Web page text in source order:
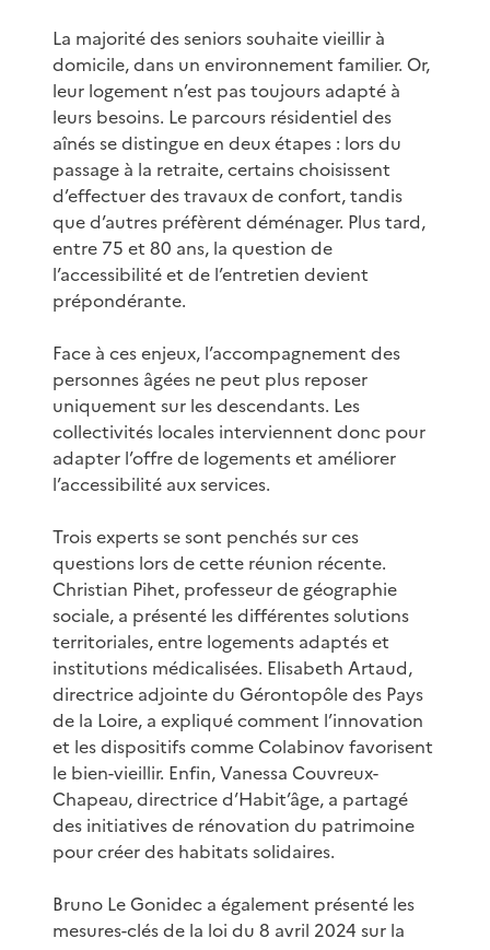
La majorité des seniors souhaite vieillir à
domicile, dans un environnement familier. Or,
leur logement n’est pas toujours adapté à
leurs besoins. Le parcours résidentiel des
aînés se distingue en deux étapes : lors du
passage à la retraite, certains choisissent
d’effectuer des travaux de confort, tandis
que d’autres préfèrent déménager. Plus tard,
entre 75 et 80 ans, la question de
l’accessibilité et de l’entretien devient
prépondérante.
Face à ces enjeux, l’accompagnement des
personnes âgées ne peut plus reposer
uniquement sur les descendants. Les
collectivités locales interviennent donc pour
adapter l’offre de logements et améliorer
l’accessibilité aux services.
Trois experts se sont penchés sur ces
questions lors de cette réunion récente.
Christian Pihet, professeur de géographie
sociale, a présenté les différentes solutions
territoriales, entre logements adaptés et
institutions médicalisées. Elisabeth Artaud,
directrice adjointe du Gérontopôle des Pays
de la Loire, a expliqué comment l’innovation
et les dispositifs comme Colabinov favorisent
le bien-vieillir. Enfin, Vanessa Couvreux-
Chapeau, directrice d’Habit’âge, a partagé
des initiatives de rénovation du patrimoine
pour créer des habitats solidaires.
Bruno Le Gonidec a également présenté les
mesures-clés de la loi du 8 avril 2024 sur la